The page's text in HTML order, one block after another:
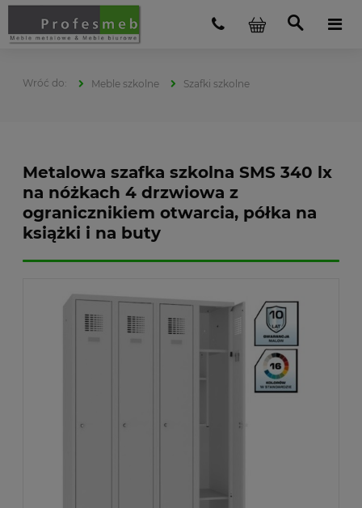
Meble szkolne Szafki szkolne
Metalowa szafka szkolna SMS 340 lx
na nóżkach 4 drzwiowa z
ogranicznikiem otwarcia, półka na
książki i na buty